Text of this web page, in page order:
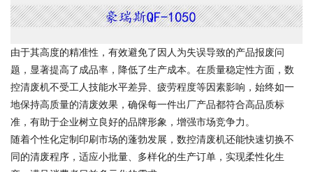
由于其高度的精准性，有效避免了因人为失误导致的产品报废问
题，显著提高了成品率，降低了生产成本。在质量稳定性方面，数
控清废机不受工人技能水平差异、疲劳程度等因素影响，始终如一
地保持高质量的清废效果，确保每一件出厂产品都符合高品质标
准，有助于企业树立良好的品牌形象，增强市场竞争力。
随着个性化定制印刷市场的蓬勃发展，数控清废机还能快速切换不
同的清废程序，适应小批量、多样化的生产订单，实现柔性化生